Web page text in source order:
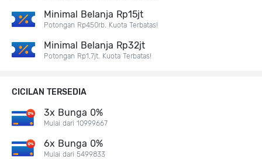
Minimal Belanja Rp15jt
Potongan Rp450rb. Kuota Terbatas!
Minimal Belanja Rp32jt
Potongan Rp1,7jt. Kuota Terbatas!
CICILAN TERSEDIA
3x Bunga 0%
Mulai dari 10999667
6x Bunga 0%
Mulai dari 5499833